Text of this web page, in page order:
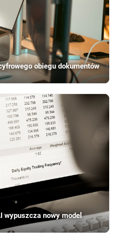
obiegu dokumentów
wypuszcza nowy model